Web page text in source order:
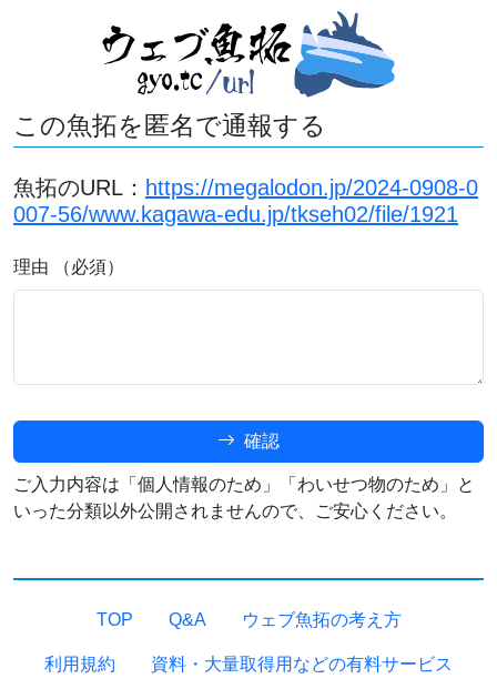
この魚拓を匿名で通報する
魚拓のURL： https://megalodon.jp/2024-0908-0
007-56/www.kagawa-edu.jp/tkseh02/file/1921
理由 （必須）
確認
ご入力内容は「個人情報のため」「わいせつ物のため」と
いった分類以外公開されませんので、ご安心ください。
TOP Q&A ウェブ魚拓の考え方
利用規約 資料・大量取得用などの有料サービス